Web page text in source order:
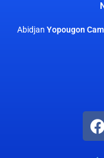
Abidjan Yopougon